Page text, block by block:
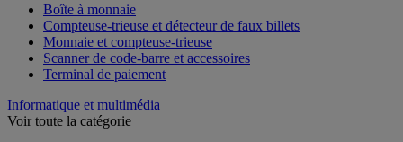
Boîte à monnaie
Compteuse-trieuse et détecteur de faux billets
Monnaie et compteuse-trieuse
Scanner de code-barre et accessoires
Terminal de paiement
Informatique et multimédia
Voir toute la catégorie